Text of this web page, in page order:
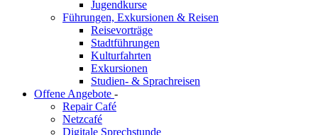
Jugendkurse
Führungen, Exkursionen & Reisen
Reisevorträge
Stadtführungen
Kulturfahrten
Exkursionen
Studien- & Sprachreisen
Offene Angebote -
Repair Café
Netzcafé
Digitale Sprechstunde